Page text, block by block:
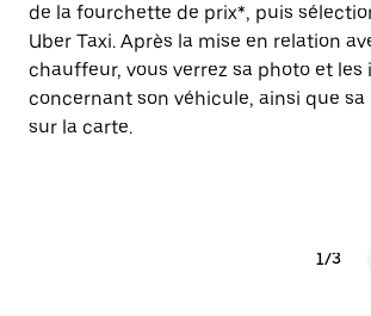
de la fourchette de prix*, puis
Uber Taxi. Après la mise en relation
chauffeur, vous verrez sa photo et
concernant son véhicule, ainsi que sa
sur la carte.
1/3